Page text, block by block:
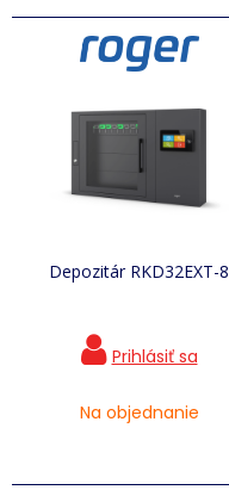
Depozitár RKD32EXT-8
Na objednanie